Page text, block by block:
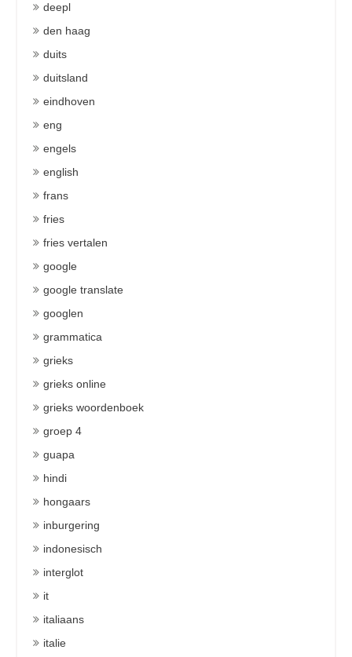
deepl
den haag
duits
duitsland
eindhoven
eng
engels
english
frans
fries
fries vertalen
google
google translate
googlen
grammatica
grieks
grieks online
grieks woordenboek
groep 4
guapa
hindi
hongaars
inburgering
indonesisch
interglot
it
italiaans
italie